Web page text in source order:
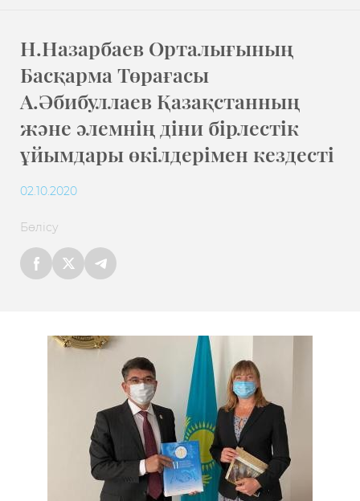
Н.Назарбаев Орталығының
Басқарма Төрағасы
А.Әбибуллаев Қазақстанның
және әлемнің діни бірлестік
ұйымдары өкілдерімен кездесті
02.10.2020
Бөлісу